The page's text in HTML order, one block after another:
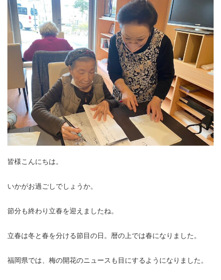
皆様こんにちは。
いかがお過ごしでしょうか。
節分も終わり立春を迎えましたね。
立春は冬と春を分ける節目の日。暦の上では春になりました。
福岡県では、梅の開花のニュースも目にするようになりました。